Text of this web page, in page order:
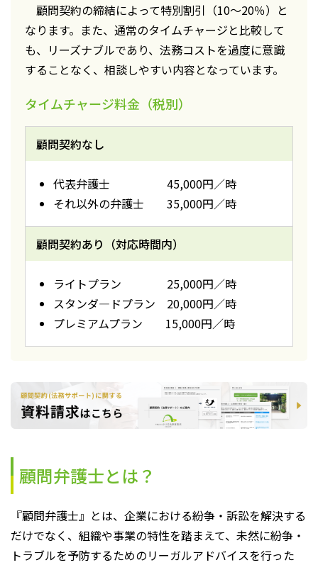
顧問契約の締結によって特別割引（10～20％）と
なります。また、通常のタイムチャージと比較して
も、リーズナブルであり、法務コストを過度に意識
することなく、相談しやすい内容となっています。
タイムチャージ料金（税別）
顧問契約なし
代表弁護士 45,000円／時
それ以外の弁護士 35,000円／時
顧問契約あり（対応時間内）
ライトプラン 25,000円／時
スタンダ―ドプラン 20,000円／時
プレミアムプラン 15,000円／時
顧問弁護士とは？
『顧問弁護士』とは、企業における紛争・訴訟を解決する
だけでなく、組織や事業の特性を踏まえて、未然に紛争・
トラブルを予防するためのリーガルアドバイスを行った